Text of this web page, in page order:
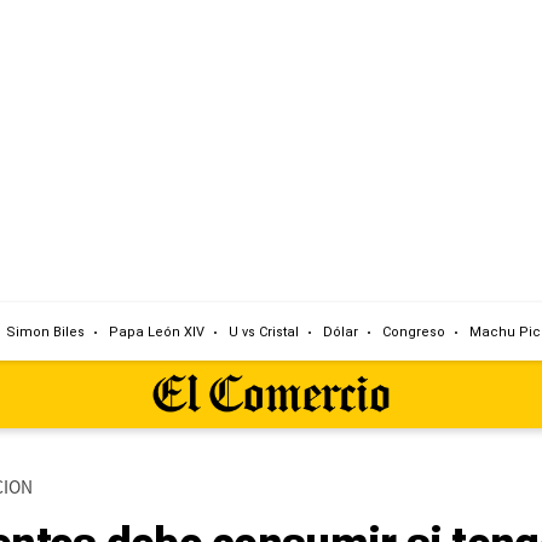
Simon Biles Papa León XIV U vs Cristal Dólar Congreso Machu